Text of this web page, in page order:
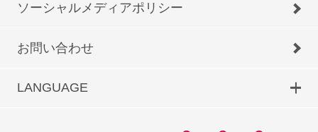
ソーシャルメディアポリシー
お問い合わせ
LANGUAGE